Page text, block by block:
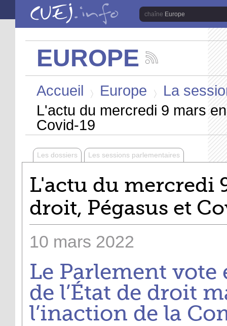
Aller au contenu principal
Europe
EUROPE
les
de
la
Europe
Accueil Europe
La
L'actu du mercredi 9 mars
Covid-19
Les dossiers Les sessions parlementaires
L'actu du mercredi
droit, Pégasus et
10 mars 2022
Le Parlement vote
de l’État de droit
l’inaction de la